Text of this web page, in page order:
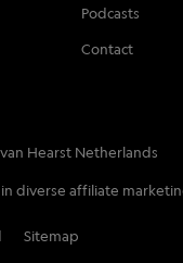
Podcasts
Contact
Hearst Netherlands
diverse affiliate
Sitemap